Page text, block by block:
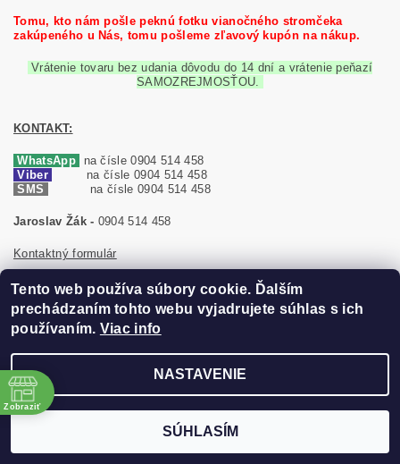
Tomu, kto nám pošle peknú fotku vianočného stromčeka
zakúpeného u Nás, tomu pošleme zľavový kupón na nákup.
Vrátenie tovaru bez udania dôvodu do 14 dní a vrátenie peňazí
SAMOZREJMOSŤOU.
KONTAKT:
WhatsApp
na čísle 0904 514 458
Viber
na čísle 0904 514 458
SMS
na čísle 0904 514 458
Jaroslav Žák - 0904 514 458
Kontaktný formulár
info(zavináč)VipVianoce.sk
Neprišlo Vám potvrdenie objednávky do 24 hodín ?
Zobraziť
Tento web používa súbory cookie. Ďalším
prechádzaním tohto webu vyjadrujete súhlas s ich
používaním. Viac info
NASTAVENIE
SÚHLASÍM